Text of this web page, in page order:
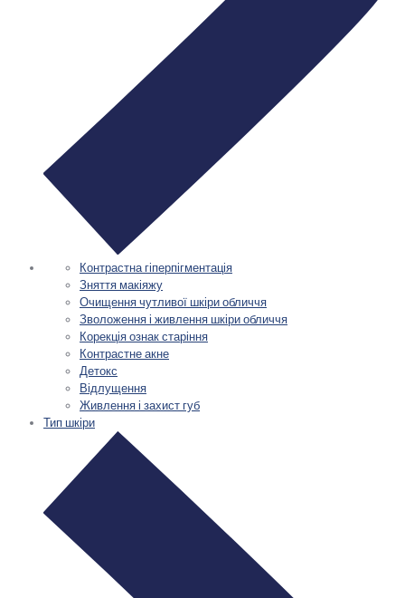
Контрастна гіперпігментація
Зняття макіяжу
Очищення чутливої шкіри обличчя
Зволоження і живлення шкіри обличчя
Корекція ознак старіння
Контрастне акне
Детокс
Відлущення
Живлення і захист губ
Тип шкіри